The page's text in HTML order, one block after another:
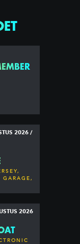
2026 /
2026